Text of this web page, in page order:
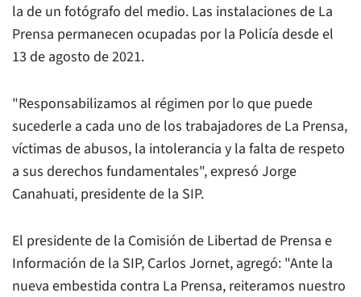
la de un fotógrafo del medio. Las instalaciones de La
Prensa permanecen ocupadas por la Policía desde el
13 de agosto de 2021.
"Responsabilizamos al régimen por lo que puede
sucederle a cada uno de los trabajadores de La Prensa,
víctimas de abusos, la intolerancia y la falta de respeto
a sus derechos fundamentales", expresó Jorge
Canahuati, presidente de la SIP.
El presidente de la Comisión de Libertad de Prensa e
Información de la SIP, Carlos Jornet, agregó: "Ante la
nueva embestida contra La Prensa, reiteramos nuestro